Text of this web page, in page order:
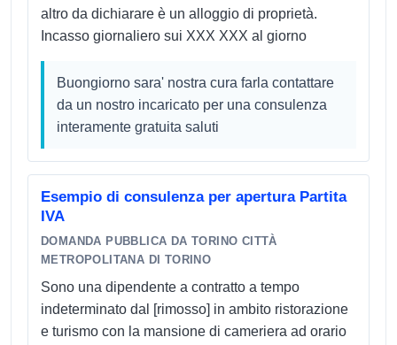
altro da dichiarare è un alloggio di proprietà.
Incasso giornaliero sui XXX XXX al giorno
Buongiorno sara' nostra cura farla contattare
da un nostro incaricato per una consulenza
interamente gratuita saluti
Esempio di consulenza per apertura Partita
IVA
DOMANDA PUBBLICA DA TORINO CITTÀ
METROPOLITANA DI TORINO
Sono una dipendente a contratto a tempo
indeterminato dal [rimosso] in ambito ristorazione
e turismo con la mansione di cameriera ad orario